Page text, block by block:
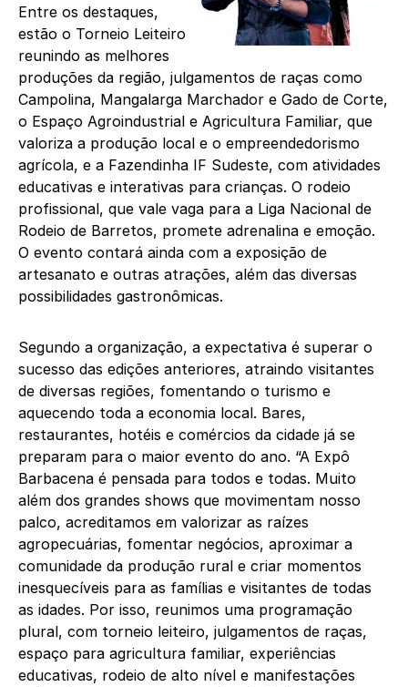
Entre os destaques,
estão o Torneio Leiteiro
reunindo as melhores
produções da região, julgamentos de raças como
Campolina, Mangalarga Marchador e Gado de Corte,
o Espaço Agroindustrial e Agricultura Familiar, que
valoriza a produção local e o empreendedorismo
agrícola, e a Fazendinha IF Sudeste, com atividades
educativas e interativas para crianças. O rodeio
profissional, que vale vaga para a Liga Nacional de
Rodeio de Barretos, promete adrenalina e emoção.
O evento contará ainda com a exposição de
artesanato e outras atrações, além das diversas
possibilidades gastronômicas.
Segundo a organização, a expectativa é superar o
sucesso das edições anteriores, atraindo visitantes
de diversas regiões, fomentando o turismo e
aquecendo toda a economia local. Bares,
restaurantes, hotéis e comércios da cidade já se
preparam para o maior evento do ano. “A Expô
Barbacena é pensada para todos e todas. Muito
além dos grandes shows que movimentam nosso
palco, acreditamos em valorizar as raízes
agropecuárias, fomentar negócios, aproximar a
comunidade da produção rural e criar momentos
inesquecíveis para as famílias e visitantes de todas
as idades. Por isso, reunimos uma programação
plural, com torneio leiteiro, julgamentos de raças,
espaço para agricultura familiar, experiências
educativas, rodeio de alto nível e manifestações